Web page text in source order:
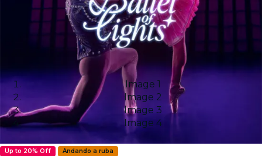
Image 1
Image 2
Image 3
Image 4
Up to 20% Off Andando a ruba